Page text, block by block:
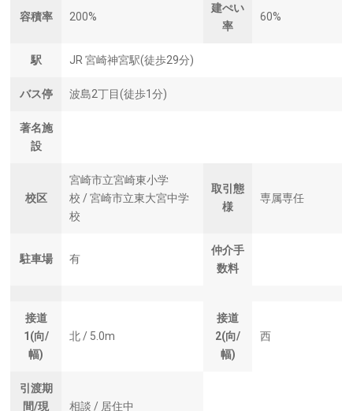
容積率 200%
建ぺい
率
60%
駅 JR 宮崎神宮駅(徒歩29分)
バス停 波島2丁目(徒歩1分)
著名施
設
校区
宮崎市立宮崎東小学
校 / 宮崎市立東大宮中学
校
取引態
様
専属専任
駐車場 有
仲介手
数料
接道
1(向/
幅)
北 / 5.0m
接道
2(向/
幅)
西
引渡期
間/現
相談 / 居住中